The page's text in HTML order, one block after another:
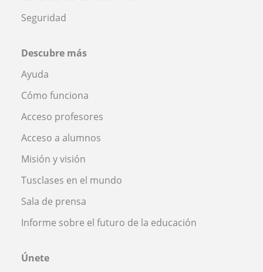
Seguridad
Descubre más
Ayuda
Cómo funciona
Acceso profesores
Acceso a alumnos
Misión y visión
Tusclases en el mundo
Sala de prensa
Informe sobre el futuro de la educación
Únete